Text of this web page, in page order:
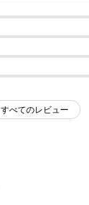
すべてのレビュー